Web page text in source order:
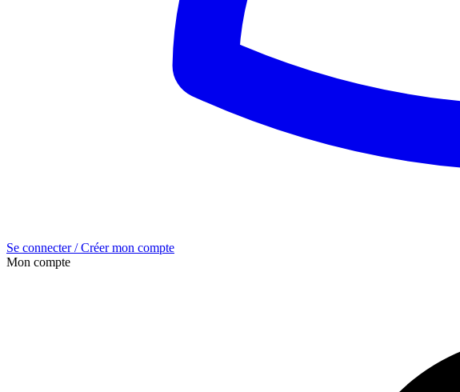
Se connecter / Créer mon compte
Mon compte